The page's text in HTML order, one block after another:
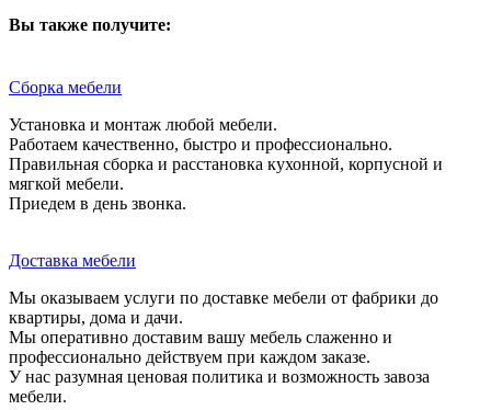
Вы также получите:
Сборка мебели
Установка и монтаж любой мебели.
Работаем качественно, быстро и профессионально.
Правильная сборка и расстановка кухонной, корпусной и
мягкой мебели.
Приедем в день звонка.
Доставка мебели
Мы оказываем услуги по доставке мебели от фабрики до
квартиры, дома и дачи.
Мы оперативно доставим вашу мебель слаженно и
профессионально действуем при каждом заказе.
У нас разумная ценовая политика и возможность завоза
мебели.